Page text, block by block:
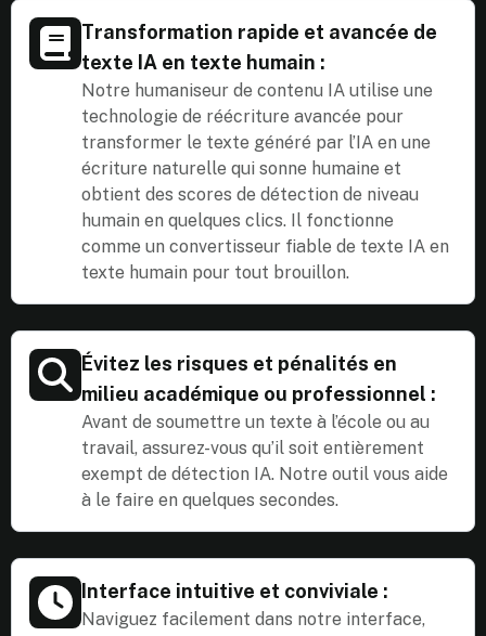
Transformation rapide et avancée de
texte IA en texte humain :
Notre humaniseur de contenu IA utilise une
technologie de réécriture avancée pour
transformer le texte généré par l’IA en une
écriture naturelle qui sonne humaine et
obtient des scores de détection de niveau
humain en quelques clics. Il fonctionne
comme un convertisseur fiable de texte IA en
texte humain pour tout brouillon.
Évitez les risques et pénalités en
milieu académique ou professionnel :
Avant de soumettre un texte à l’école ou au
travail, assurez-vous qu’il soit entièrement
exempt de détection IA. Notre outil vous aide
à le faire en quelques secondes.
Interface intuitive et conviviale :
Naviguez facilement dans notre interface,